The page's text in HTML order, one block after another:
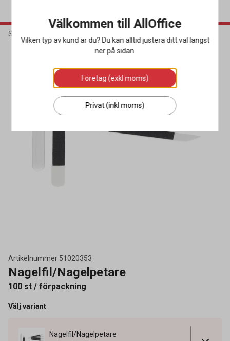
Städ & Hygien
Artikelnummer 51020353
Nagelfil/Nagelpetare
100 st / förpackning
Välj variant
Nagelfil/Nagelpetare
Välkommen till AllOffice
Vilken typ av kund är du? Du kan alltid justera ditt val längst
ner på sidan.
Företag (exkl moms)
Privat (inkl moms)